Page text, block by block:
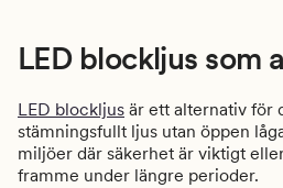
LED blockljus som
LED blockljus är ett alternativ för
stämningsfullt ljus utan öppen
miljöer där säkerhet är viktigt
framme under längre perioder.